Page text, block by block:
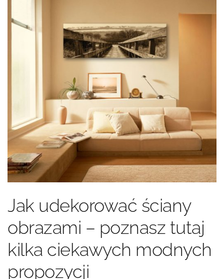
Jak udekorować ściany
obrazami – poznasz tutaj
kilka ciekawych modnych
propozycji